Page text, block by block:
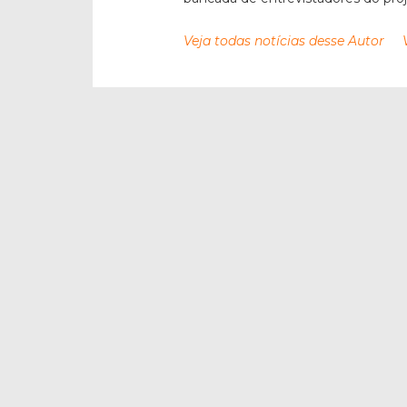
Veja todas notícias desse Autor